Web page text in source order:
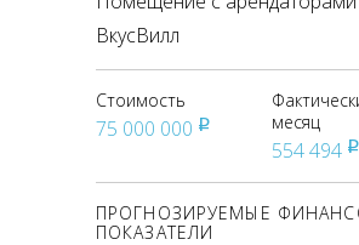
ВкусВилл
Стоимость
75 000 000 pуб
месяц
554 494
ПРОГНОЗИРУЕМЫЕ
ПОКАЗАТЕЛИ